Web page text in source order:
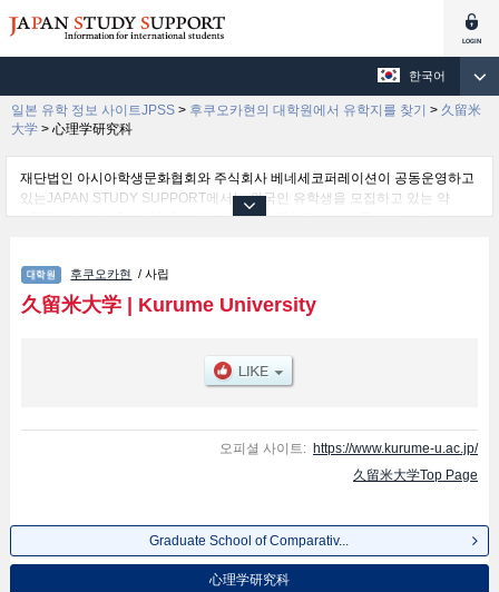
한국어
일본 유학 정보 사이트JPSS > 후쿠오카현의 대학원에서 유학지를 찾기 > 久留米
大学 > 心理学研究科
재단법인 아시아학생문화협회와 주식회사 베네세코퍼레이션이 공동운영하고
있는JAPAN STUDY SUPPORT에서는 외국인 유학생을 모집하고 있는 약
1,300여 개의 대학・대학원・단기대학・전문학교의 정보를 게재하고 있습니
of Comparative Studies of Cultures and Societies및心理学研究科및Business
및Graduate School of Medicine 등의 연구과별 정보, 모집정원과 합격자수 등
의 입시정보, 시설안내, 교통정보 등 외국인 유학생에게 유익하고 필요한 정보
후쿠오카현 / 사립
久留米大学| Kurume University
오피셜 사이트: https://www.kurume-u.ac.jp/
久留米大学Top Page
Graduate School of Comparativ...
心理学研究科